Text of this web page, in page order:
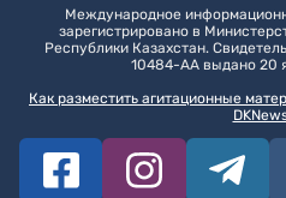
Международное
зарегистрировано в
Республики Казахстан.
10484-АА выдано 20
Как разместить агитационные